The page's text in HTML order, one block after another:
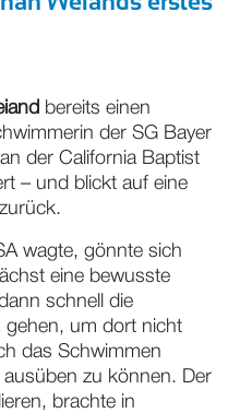
bereits einen
der SG Bayer
der California Baptist
– und blickt auf eine
wagte, gönnte sich
eine bewusste
schnell die
gehen, um dort nicht
das Schwimmen
zu können. Der
brachte in